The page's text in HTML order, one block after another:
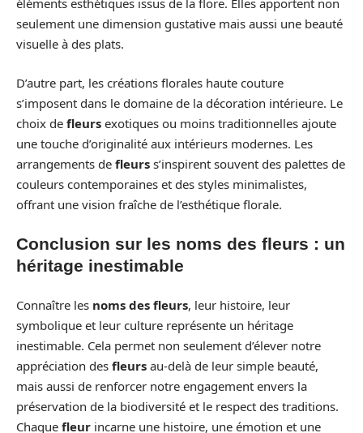
éléments esthétiques issus de la flore. Elles apportent non
seulement une dimension gustative mais aussi une beauté
visuelle à des plats.
D’autre part, les créations florales haute couture
s’imposent dans le domaine de la décoration intérieure. Le
choix de fleurs exotiques ou moins traditionnelles ajoute
une touche d’originalité aux intérieurs modernes. Les
arrangements de fleurs s’inspirent souvent des palettes de
couleurs contemporaines et des styles minimalistes,
offrant une vision fraîche de l’esthétique florale.
Conclusion sur les noms des fleurs : un
héritage inestimable
Connaître les noms des fleurs, leur histoire, leur
symbolique et leur culture représente un héritage
inestimable. Cela permet non seulement d’élever notre
appréciation des fleurs au-delà de leur simple beauté,
mais aussi de renforcer notre engagement envers la
préservation de la biodiversité et le respect des traditions.
Chaque fleur incarne une histoire, une émotion et une